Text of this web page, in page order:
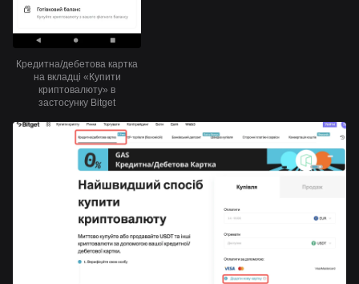
Кредитна/дебетова картка
на вкладці «Купити
криптовалюту» в
застосунку Bitget